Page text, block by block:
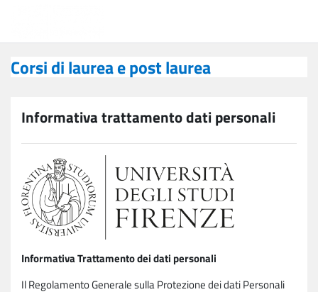
Corsi di laurea e post laurea
Informativa trattamento dati personali
Informativa Trattamento dei dati personali
Il Regolamento Generale sulla Protezione dei dati Personali